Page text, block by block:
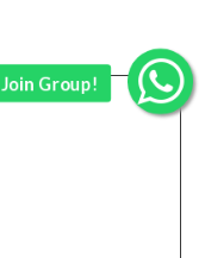
Group!